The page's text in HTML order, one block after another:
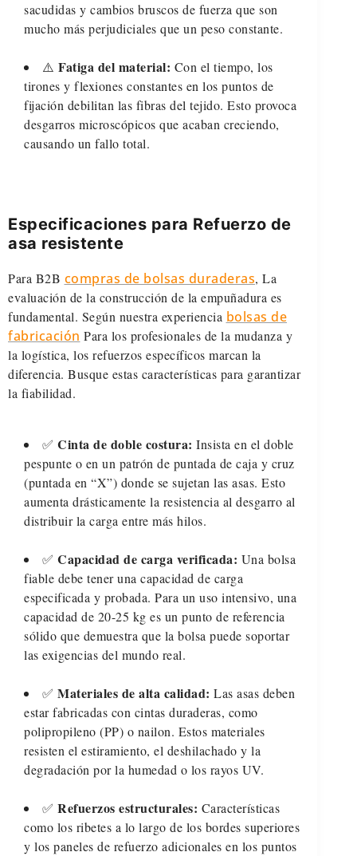
sacudidas y cambios bruscos de fuerza que son
mucho más perjudiciales que un peso constante.
⚠️ Fatiga del material: Con el tiempo, los
tirones y flexiones constantes en los puntos de
fijación debilitan las fibras del tejido. Esto provoca
desgarros microscópicos que acaban creciendo,
causando un fallo total.
Especificaciones para Refuerzo de
asa resistente
Para B2B compras de bolsas duraderas, La
evaluación de la construcción de la empuñadura es
fundamental. Según nuestra experiencia bolsas de
fabricación Para los profesionales de la mudanza y
la logística, los refuerzos específicos marcan la
diferencia. Busque estas características para garantizar
la fiabilidad.
✅ Cinta de doble costura: Insista en el doble
pespunte o en un patrón de puntada de caja y cruz
(puntada en “X”) donde se sujetan las asas. Esto
aumenta drásticamente la resistencia al desgarro al
distribuir la carga entre más hilos.
✅ Capacidad de carga verificada: Una bolsa
fiable debe tener una capacidad de carga
especificada y probada. Para un uso intensivo, una
capacidad de 20-25 kg es un punto de referencia
sólido que demuestra que la bolsa puede soportar
las exigencias del mundo real.
✅ Materiales de alta calidad: Las asas deben
estar fabricadas con cintas duraderas, como
polipropileno (PP) o nailon. Estos materiales
resisten el estiramiento, el deshilachado y la
degradación por la humedad o los rayos UV.
✅ Refuerzos estructurales: Características
como los ribetes a lo largo de los bordes superiores
y los paneles de refuerzo adicionales en los puntos